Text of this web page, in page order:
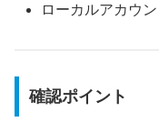
ローカルアカウ
確認ポイント